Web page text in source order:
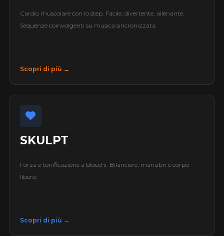
Cardio muscolare con lo step. Facile, divertente, allenante.
Sequenze coinvolgenti su musica sincronizzata.
Scopri di più →
SKULPT
Forza e tonificazione a blocchi. Bilanciere, manubri e corpo
libero.
Scopri di più →